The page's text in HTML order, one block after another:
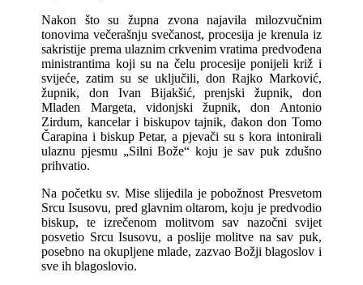
Nakon što su župna zvona najavila milozvučnim
tonovima večerašnju svečanost, procesija je krenula iz
sakristije prema ulaznim crkvenim vratima predvođena
ministrantima koji su na čelu procesije ponijeli križ i
svijeće, zatim su se uključili, don Rajko Marković,
župnik, don Ivan Bijakšić, prenjski župnik, don
Mladen Margeta, vidonjski župnik, don Antonio
Zirdum, kancelar i biskupov tajnik, đakon don Tomo
Čarapina i biskup Petar, a pjevači su s kora intonirali
ulaznu pjesmu „Silni Bože“ koju je sav puk zdušno
prihvatio.
Na početku sv. Mise slijedila je pobožnost Presvetom
Srcu Isusovu, pred glavnim oltarom, koju je predvodio
biskup, te izrečenom molitvom sav nazočni svijet
posvetio Srcu Isusovu, a poslije molitve na sav puk,
posebno na okupljene mlade, zazvao Božji blagoslov i
sve ih blagoslovio.